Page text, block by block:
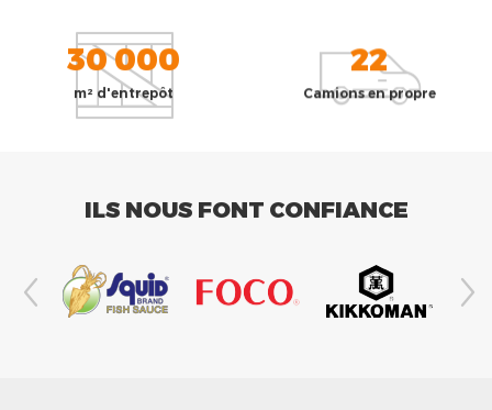
30 000
m² d'entrepôt
22
Camions en propre
ILS NOUS FONT CONFIANCE